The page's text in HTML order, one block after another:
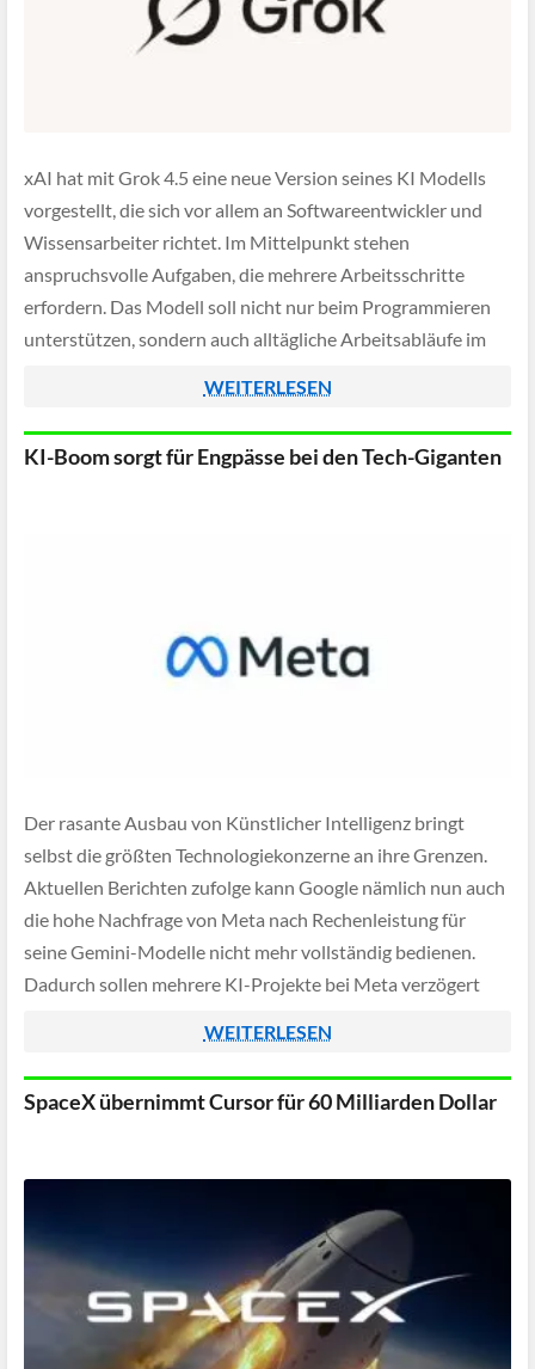
xAI hat mit Grok 4.5 eine neue Version seines KI Modells
vorgestellt, die sich vor allem an Softwareentwickler und
Wissensarbeiter richtet. Im Mittelpunkt stehen
anspruchsvolle Aufgaben, die mehrere Arbeitsschritte
erfordern. Das Modell soll nicht nur beim Programmieren
unterstützen, sondern auch alltägliche Arbeitsabläufe im
WEITERLESEN
KI-Boom sorgt für Engpässe bei den Tech-Giganten
Der rasante Ausbau von Künstlicher Intelligenz bringt
selbst die größten Technologiekonzerne an ihre Grenzen.
Aktuellen Berichten zufolge kann Google nämlich nun auch
die hohe Nachfrage von Meta nach Rechenleistung für
seine Gemini-Modelle nicht mehr vollständig bedienen.
Dadurch sollen mehrere KI-Projekte bei Meta verzögert
WEITERLESEN
SpaceX übernimmt Cursor für 60 Milliarden Dollar